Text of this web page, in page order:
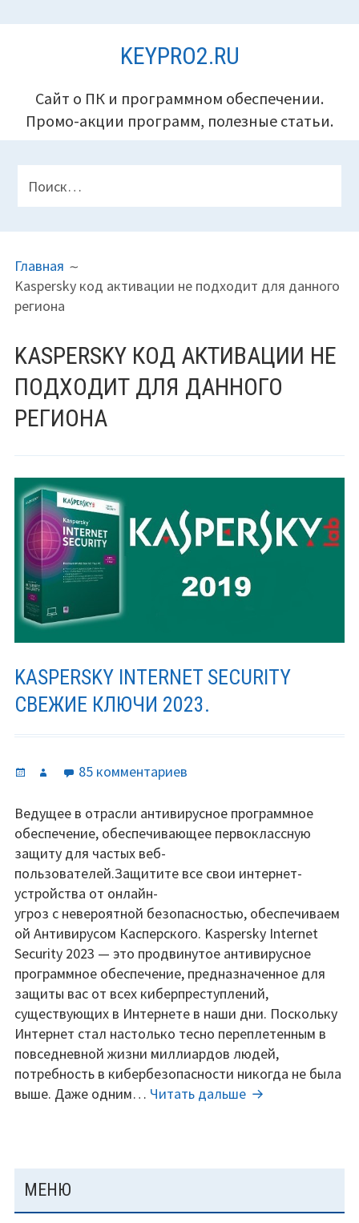
KEYPRO2.RU
Сайт о ПК и программном обеспечении.
Промо-акции программ, полезные статьи.
ВЕРХНЕГО
КОЛОНТИТУЛА
Найти:
НА
САЙТЕ
КРОШКИ)
Главная
Kaspersky код активации не подходит для данного
региона
KASPERSKY КОД АКТИВАЦИИ НЕ
ПОДХОДИТ ДЛЯ ДАННОГО
РЕГИОНА
KASPERSKY INTERNET SECURITY
СВЕЖИЕ КЛЮЧИ 2023.
Опубликовано
Автор 85 комментариевк
Kaspersky
Internet
свежие
2023.
Ведущее в отрасли антивирусное программное
обеспечение, обеспечивающее первоклассную
защиту для частых веб-
пользователей.Защитите все свои интернет-
устройства от онлайн-
угроз с невероятной безопасностью, обеспечиваем
ой Антивирусом Касперского. Kaspersky Internet
Security 2023 — это продвинутое антивирусное
программное обеспечение, предназначенное для
защиты вас от всех киберпреступлений,
существующих в Интернете в наши дни. Поскольку
Интернет стал настолько тесно переплетенным в
повседневной жизни миллиардов людей,
потребность в кибербезопасности никогда не была
выше. Даже одним… Читать дальше Kaspersky
ключи
ОСНОВНАЯ
ПАНЕЛЬ
МЕНЮ